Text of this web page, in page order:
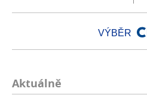
VÝBĚR
Aktuálně